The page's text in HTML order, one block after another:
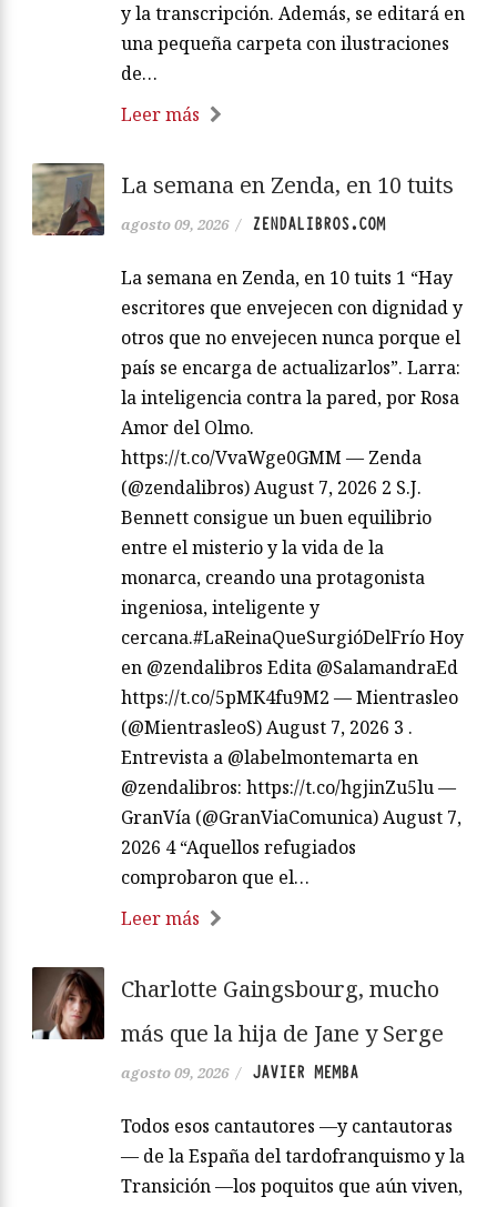
y la transcripción. Además, se editará en
una pequeña carpeta con ilustraciones
de…
Leer más
La semana en Zenda, en 10 tuits
agosto 09, 2026 / ZENDALIBROS.COM
La semana en Zenda, en 10 tuits 1 “Hay
escritores que envejecen con dignidad y
otros que no envejecen nunca porque el
país se encarga de actualizarlos”. Larra:
la inteligencia contra la pared, por Rosa
Amor del Olmo.
https://t.co/VvaWge0GMM — Zenda
(@zendalibros) August 7, 2026 2 S.J.
Bennett consigue un buen equilibrio
entre el misterio y la vida de la
monarca, creando una protagonista
ingeniosa, inteligente y
cercana.#LaReinaQueSurgióDelFrío Hoy
en @zendalibros Edita @SalamandraEd
https://t.co/5pMK4fu9M2 — Mientrasleo
(@MientrasleoS) August 7, 2026 3 .
Entrevista a @labelmontemarta en
@zendalibros: https://t.co/hgjinZu5lu —
GranVía (@GranViaComunica) August 7,
2026 4 “Aquellos refugiados
comprobaron que el…
Leer más
Charlotte Gaingsbourg, mucho
más que la hija de Jane y Serge
agosto 09, 2026 / JAVIER MEMBA
Todos esos cantautores —y cantautoras
— de la España del tardofranquismo y la
Transición —los poquitos que aún viven,